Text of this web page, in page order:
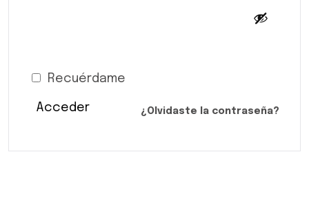
Recuérdame
Acceder ¿Olvidaste la contraseña?